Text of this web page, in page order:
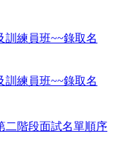
訓練員班~~錄取名
訓練員班~~錄取名
二階段面試名單順序